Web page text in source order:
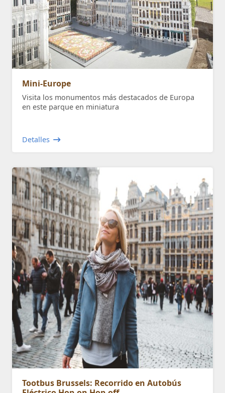
Mini-Europe
Visita los monumentos más destacados de Europa
en este parque en miniatura
Detalles
Tootbus Brussels: Recorrido en Autobús